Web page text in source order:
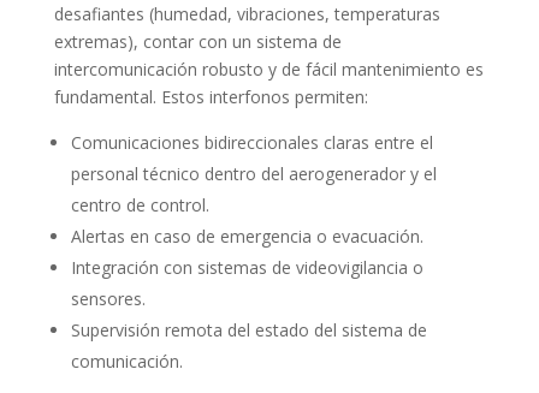
desafiantes (humedad, vibraciones, temperaturas
extremas), contar con un sistema de
intercomunicación robusto y de fácil mantenimiento es
fundamental. Estos interfonos permiten:
Comunicaciones bidireccionales claras entre el
personal técnico dentro del aerogenerador y el
centro de control.
Alertas en caso de emergencia o evacuación.
Integración con sistemas de videovigilancia o
sensores.
Supervisión remota del estado del sistema de
comunicación.